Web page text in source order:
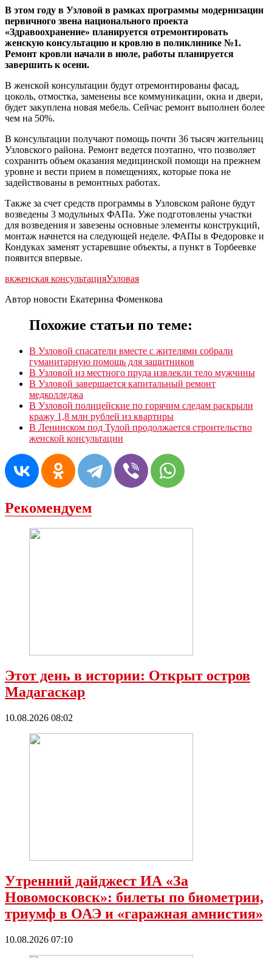
В этом году в Узловой в рамках программы модернизации
первичного звена национального проекта
«Здравоохранение» планируется отремонтировать
женскую консультацию и кровлю в поликлинике №1.
Ремонт кровли начали в июле, работы планируется
завершить к осени.
В женской консультации будут отремонтированы фасад,
цоколь, отмостка, заменены все коммуникации, окна и двери,
будет закуплена новая мебель. Сейчас ремонт выполнен более
чем на 50%.
В консультации получают помощь почти 36 тысяч жительниц
Узловского района. Ремонт ведется поэтапно, что позволяет
сохранить объем оказания медицинской помощи на прежнем
уровне и вести прием в помещениях, которые пока не
задействованы в ремонтных работах.
Также за счет средств программы в Узловском районе будут
возведены 3 модульных ФАПа. Уже подготовлены участки
для возведения и завезены основные элементы конструкций,
монтаж начнется на следующей неделе. ФАПы в Федоровке и
Кондуках заменят устаревшие объекты, а пункт в Торбеевке
появится впервые.
вкженская консультацияУзловая
Автор новости Екатерина Фоменкова
Похожие статьи по теме:
В Узловой спасатели вместе с жителями собрали
гуманитарную помощь для защитников
В Узловой из местного пруда извлекли тело мужчины
В Узловой завершается капитальный ремонт
медколледжа
В Узловой полицейские по горячим следам раскрыли
кражу 1,8 млн рублей из квартиры
В Ленинском под Тулой продолжается строительство
женской консультации
Рекомендуем
Этот день в истории: Открыт остров
Мадагаскар
10.08.2026 08:02
Утренний дайджест ИА «За
Новомосковск»: билеты по биометрии,
триумф в ОАЭ и «гаражная амнистия»
10.08.2026 07:10